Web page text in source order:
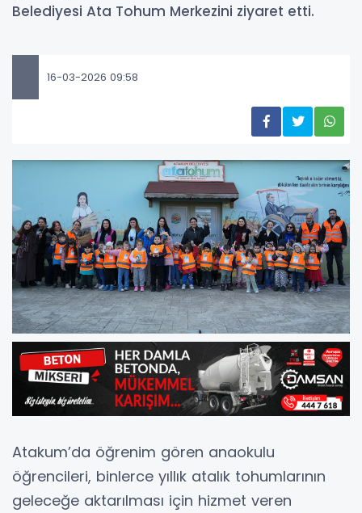
Belediyesi Ata Tohum Merkezini ziyaret etti.
16-03-2026 09:58
Atakum’da öğrenim gören anaokulu
öğrencileri, binlerce yıllık atalık tohumlarının
geleceğe aktarılması için hizmet veren